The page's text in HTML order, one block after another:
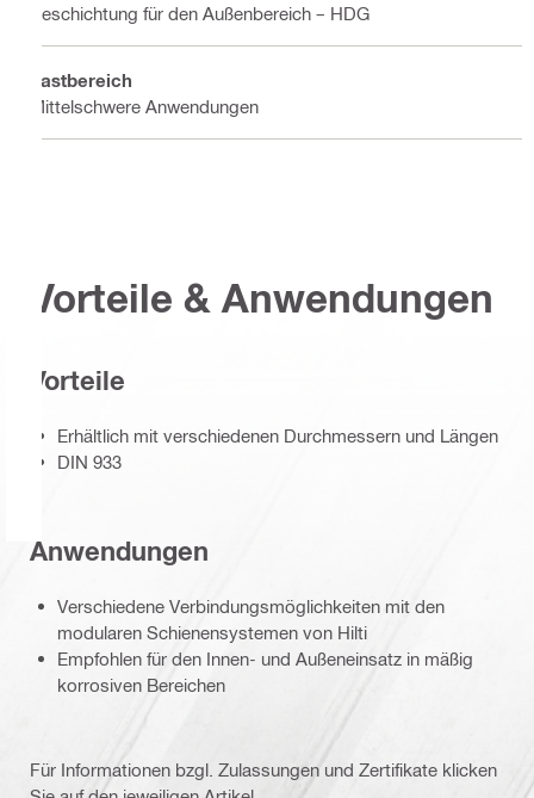
Beschichtung für den Außenbereich – HDG
Lastbereich
Mittelschwere Anwendungen
Vorteile & Anwendungen
Vorteile
Erhältlich mit verschiedenen Durchmessern und Längen
DIN 933
Anwendungen
Verschiedene Verbindungsmöglichkeiten mit den
modularen Schienensystemen von Hilti
Empfohlen für den Innen- und Außeneinsatz in mäßig
korrosiven Bereichen
Für Informationen bzgl. Zulassungen und Zertifikate klicken